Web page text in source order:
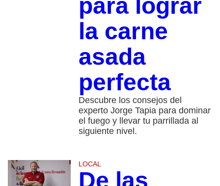
para lograr
la carne
asada
perfecta
Descubre los consejos del
experto Jorge Tapia para dominar
el fuego y llevar tu parrillada al
siguiente nivel.
LOCAL
De las